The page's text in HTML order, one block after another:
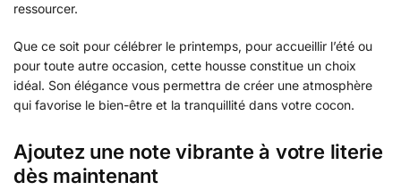
ressourcer.
Que ce soit pour célébrer le printemps, pour accueillir l’été ou
pour toute autre occasion, cette housse constitue un choix
idéal. Son élégance vous permettra de créer une atmosphère
qui favorise le bien-être et la tranquillité dans votre cocon.
Ajoutez une note vibrante à votre literie
dès maintenant